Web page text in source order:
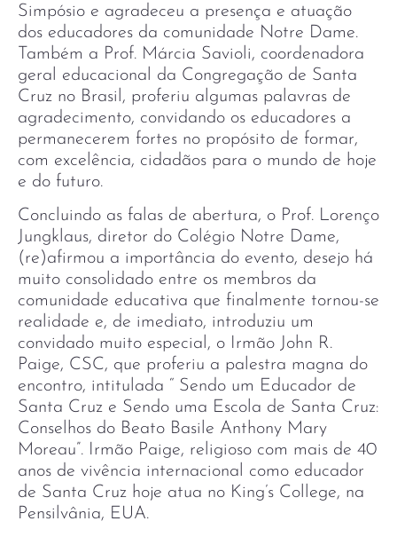
Simpósio e agradeceu a presença e atuação
dos educadores da comunidade Notre Dame.
Também a Prof. Márcia Savioli, coordenadora
geral educacional da Congregação de Santa
Cruz no Brasil, proferiu algumas palavras de
agradecimento, convidando os educadores a
permanecerem fortes no propósito de formar,
com excelência, cidadãos para o mundo de hoje
e do futuro.
Concluindo as falas de abertura, o Prof. Lorenço
Jungklaus, diretor do Colégio Notre Dame,
(re)afirmou a importância do evento, desejo há
muito consolidado entre os membros da
comunidade educativa que finalmente tornou-se
realidade e, de imediato, introduziu um
convidado muito especial, o Irmão John R.
Paige, CSC, que proferiu a palestra magna do
encontro, intitulada “ Sendo um Educador de
Santa Cruz e Sendo uma Escola de Santa Cruz:
Conselhos do Beato Basile Anthony Mary
Moreau”. Irmão Paige, religioso com mais de 40
anos de vivência internacional como educador
de Santa Cruz hoje atua no King’s College, na
Pensilvânia, EUA.